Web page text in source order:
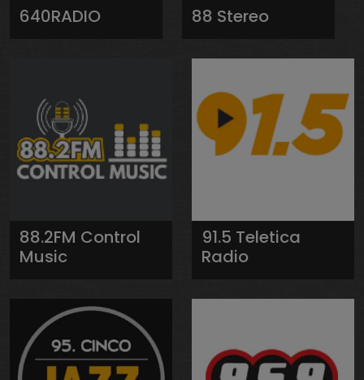
640RADIO 88 Stereo
88.2FM Control
Music
91.5 Teletica
Radio